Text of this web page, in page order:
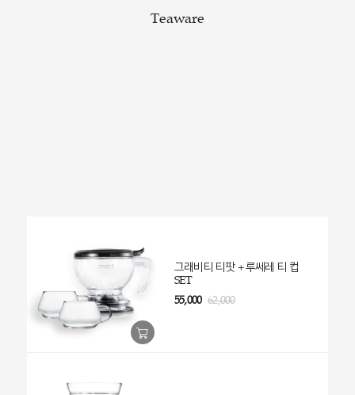
Teaware
그래비티 티팟 + 루쎄레 티 컵
SET
55,000 62,000